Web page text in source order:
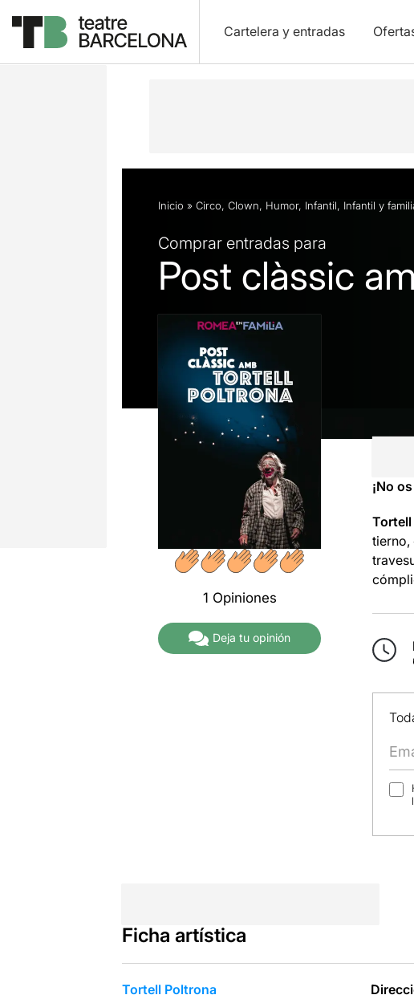
Cartelera y entradas
Descripción Ficha artística Fotos y vídeos
Inicio » Circo, Clown, Humor, Infantil, Infantil y
Comprar entradas para
Post clàssic
1 Opiniones
Deja tu opinión
¡No
tierno,
Ficha artística
Tortell Poltrona